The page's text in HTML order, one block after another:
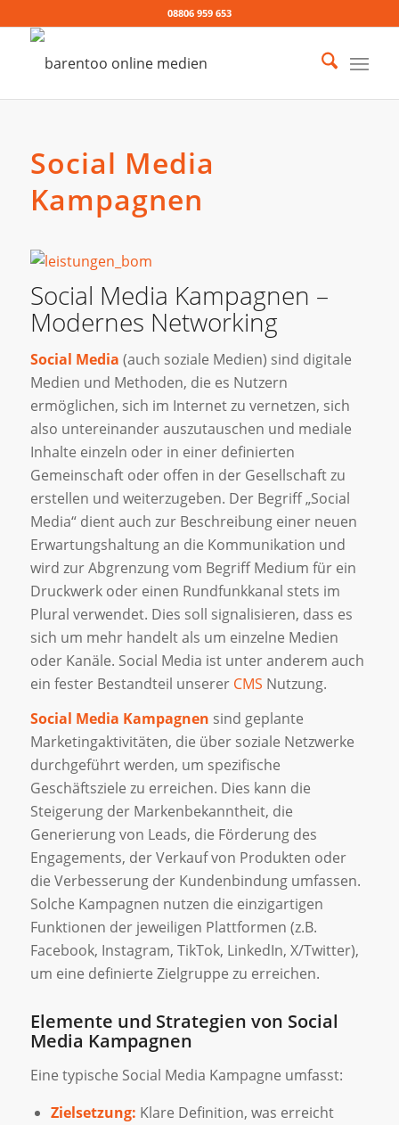
08806 959 653
Social Media
Kampagnen
Social Media Kampagnen –
Modernes Networking
Social Media (auch soziale Medien) sind digitale
Medien und Methoden, die es Nutzern
ermöglichen, sich im Internet zu vernetzen, sich
also untereinander auszutauschen und mediale
Inhalte einzeln oder in einer definierten
Gemeinschaft oder offen in der Gesellschaft zu
erstellen und weiterzugeben. Der Begriff „Social
Media“ dient auch zur Beschreibung einer neuen
Erwartungshaltung an die Kommunikation und
wird zur Abgrenzung vom Begriff Medium für ein
Druckwerk oder einen Rundfunkkanal stets im
Plural verwendet. Dies soll signalisieren, dass es
sich um mehr handelt als um einzelne Medien
oder Kanäle. Social Media ist unter anderem auch
ein fester Bestandteil unserer CMS Nutzung.
Social Media Kampagnen sind geplante
Marketingaktivitäten, die über soziale Netzwerke
durchgeführt werden, um spezifische
Geschäftsziele zu erreichen. Dies kann die
Steigerung der Markenbekanntheit, die
Generierung von Leads, die Förderung des
Engagements, der Verkauf von Produkten oder
die Verbesserung der Kundenbindung umfassen.
Solche Kampagnen nutzen die einzigartigen
Funktionen der jeweiligen Plattformen (z.B.
Facebook, Instagram, TikTok, LinkedIn, X/Twitter),
um eine definierte Zielgruppe zu erreichen.
Elemente und Strategien von Social
Media Kampagnen
Eine typische Social Media Kampagne umfasst:
Zielsetzung: Klare Definition, was erreicht